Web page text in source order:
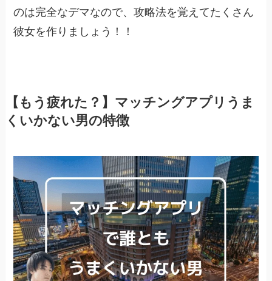
のは完全なデマなので、攻略法を覚えてたくさん
彼女を作りましょう！！
【もう疲れた？】マッチングアプリうま
くいかない男の特徴